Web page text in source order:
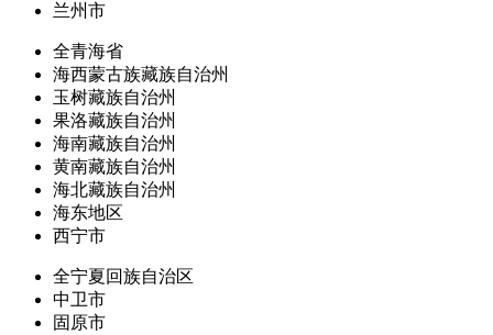
兰州市
全青海省
海西蒙古族藏族自治州
玉树藏族自治州
果洛藏族自治州
海南藏族自治州
黄南藏族自治州
海北藏族自治州
海东地区
西宁市
全宁夏回族自治区
中卫市
固原市